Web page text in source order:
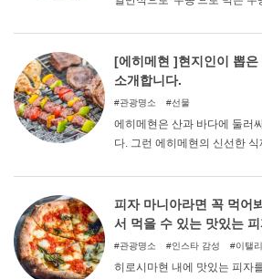
입니다. 언뜻 보면 마치 천처
알려지게 되었다. 이번에는 그
있는 추천 가게에 대해 정리해
[에히메현 ]현지인이 뽑
소개합니다.
관광명소 선물
에히메현은 산과 바다에 둘러
다. 그런 에히메현의 신선한
수 있는 현지인이 추천하는
보시기 바랍니다.
피자 마니아라면 꼭 먹어
서 먹을 수 있는 맛있는
관광명소 인스타 감성 이탤
히로시마현 내에 맛있는 피자